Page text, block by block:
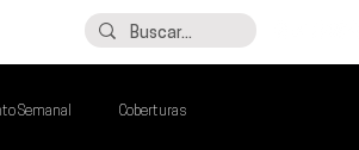
Semanal Coberturas